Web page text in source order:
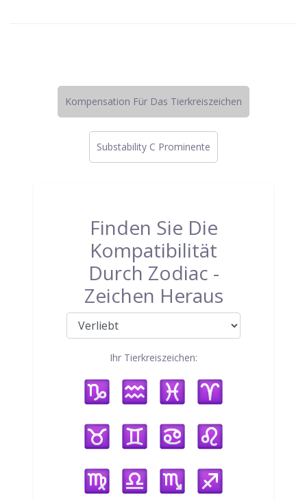
Kompensation Für Das Tierkreiszeichen
Substability C Prominente
Finden Sie Die
Kompatibilität
Durch Zodiac -
Zeichen Heraus
Ihr Tierkreiszeichen: